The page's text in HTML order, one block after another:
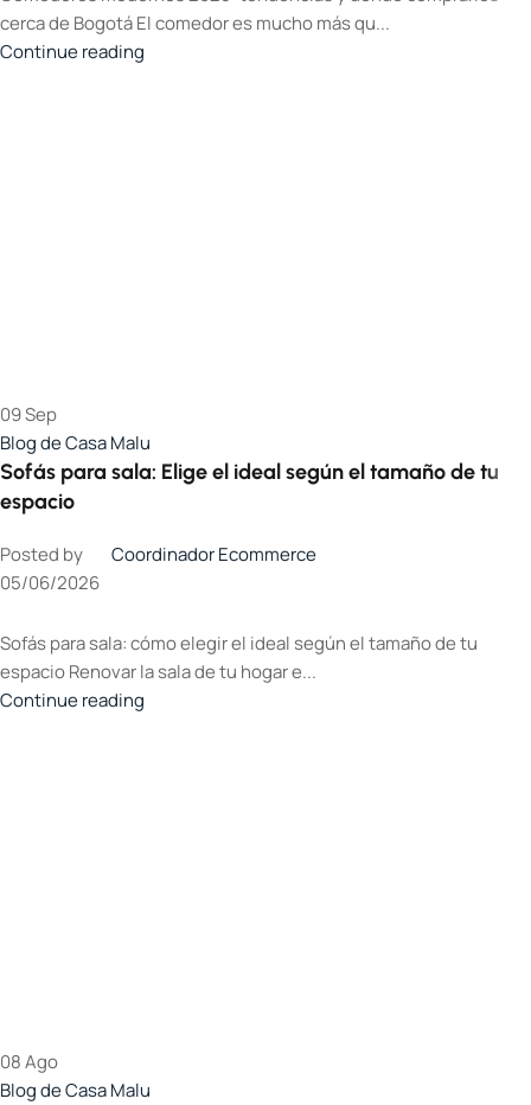
cerca de Bogotá El comedor es mucho más qu...
Continue reading
09Sep
Blog de Casa Malu
Sofás para sala: Elige el ideal según el tamaño de tu
espacio
Posted by
Coordinador Ecommerce
05/06/2026
Sofás para sala: cómo elegir el ideal según el tamaño de tu
espacio Renovar la sala de tu hogar e...
Continue reading
08Ago
Blog de Casa Malu